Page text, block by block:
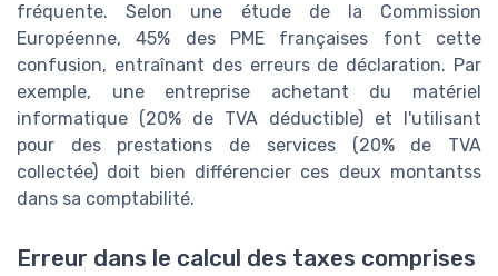
fréquente. Selon une étude de la Commission
Européenne, 45% des PME françaises font cette
confusion, entraînant des erreurs de déclaration. Par
exemple, une entreprise achetant du matériel
informatique (20% de TVA déductible) et l'utilisant
pour des prestations de services (20% de TVA
collectée) doit bien différencier ces deux montantss
dans sa comptabilité.
Erreur dans le calcul des taxes comprises